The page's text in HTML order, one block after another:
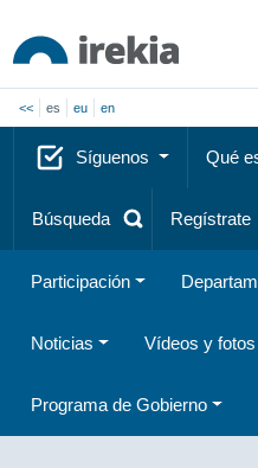
<< es eu en
Síguenos Qué
Búsqueda Regístrate
Participación
Noticias Vídeos y fotos
Programa de Gobierno